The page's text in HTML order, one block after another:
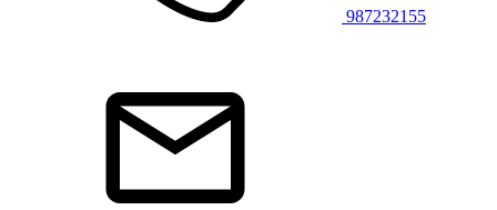
987232155